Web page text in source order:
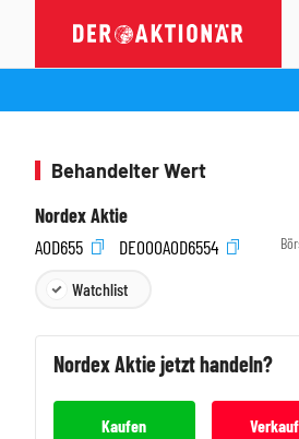
Behandelter Wert
Nordex Aktie
A0D655
DE000A0D6554
Watchlist
NordexAktie jetzt handeln?
Kaufen